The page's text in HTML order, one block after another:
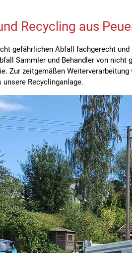
Recycling aus
gefährlichen Abfall fachgerecht und
Sammler und Behandler von nicht
Zur zeitgemäßen Weiterverarbeitung
Recyclinganlage.